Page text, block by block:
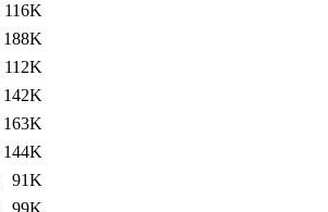
116K
188K
112K
142K
163K
144K
91K